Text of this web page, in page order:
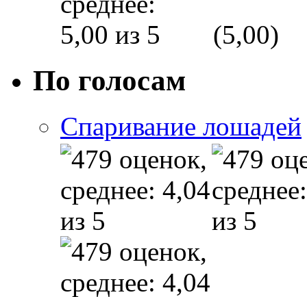
(5,00)
По голосам
Спаривание лошадей